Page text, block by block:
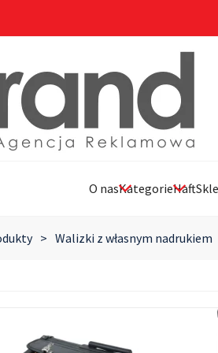
O nasKategorieHaft
> Walizki z własnym nadrukiem